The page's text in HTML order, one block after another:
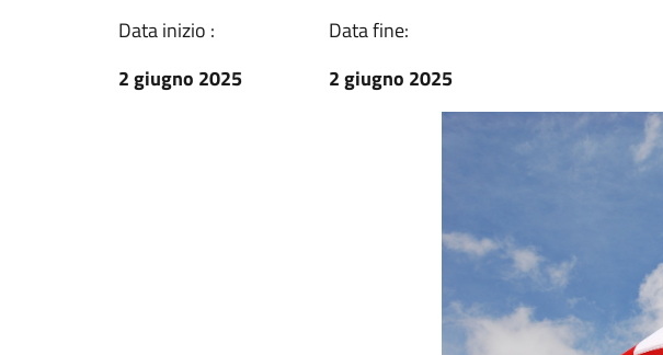
Data inizio :
2 giugno 2025
Data fine:
2 giugno 2025